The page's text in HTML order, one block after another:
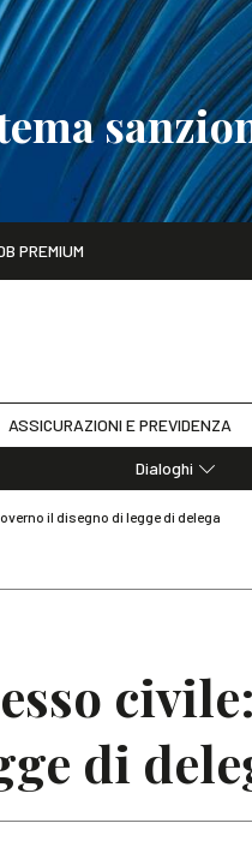
Ottobre
PREMIUM
ASSICURAZIONI E PREVIDENZA
Dialoghi
il disegno di legge di delega
di